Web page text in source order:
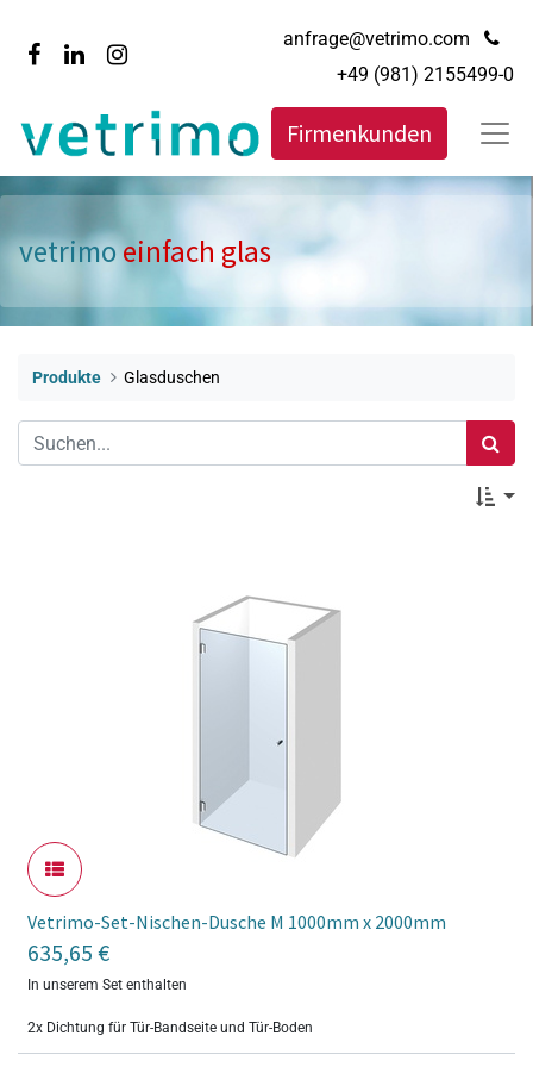
anfrage@vetrimo.com
+49 (981) 2155499-0
Firmenkunden
vetrimoeinfach glas
Produkte Glasduschen
Vetrimo-Set-Nischen-Dusche M 1000mm x 2000mm
635,65 €
In unserem Set enthalten
2x Dichtung für Tür-Bandseite und Tür-Boden
2x Duschbeschlag glanzverchromt